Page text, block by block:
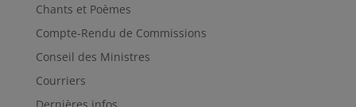
Chants et Poèmes
Compte-Rendu de Commissions
Conseil des Ministres
Courriers